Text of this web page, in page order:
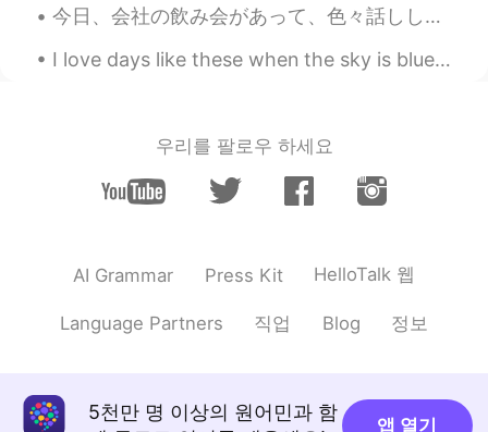
😁그게 내가 그들을 막는 이유야.😂
Sania 사니아 2020.11.14 17:41
Joseph 2020.11.14 17:40
꺼야 ㅋㅋ
Jay white 2020.11.14 17:23
Sania 사니아 2020.11.14 17:08
今日、会社の飲み会があって、色々話ししてて、私の面接の時の話が出てきた😂（私の会社に皆が真面目だから、なんで私を選んでくれたってずっと考えてた😝) 社長に「面接の時に、アユシが面白いと思って、...
I love days like these when the sky is blue and full of clouds. 😍😍 こんな青い空で、雲で一杯になるときのような日が大好きです。🤩🤩
우리를 팔로우 하세요
AI Grammar Press Kit HelloTalk 웹
Language Partners 직업 Blog 정보
5천만 명 이상의 원어민과 함
앱 열기